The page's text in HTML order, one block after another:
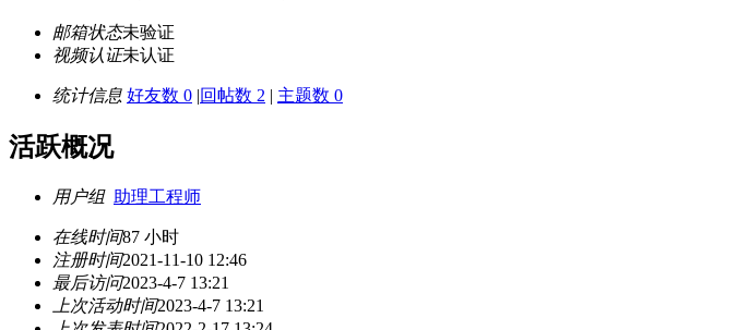
邮箱状态未验证
视频认证未认证
统计信息 好友数 0 |回帖数 2 | 主题数 0
活跃概况
用户组 助理工程师
在线时间87 小时
注册时间2021-11-10 12:46
最后访问2023-4-7 13:21
上次活动时间2023-4-7 13:21